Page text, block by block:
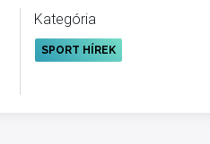
Kategória
SPORT HÍREK